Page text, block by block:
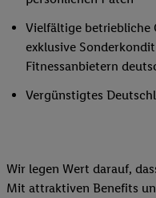
Vielfältige betriebliche
exklusive
Fitnessanbietern
Vergünstigtes
Wir legen Wert darauf,
Mit attraktiven Benefits